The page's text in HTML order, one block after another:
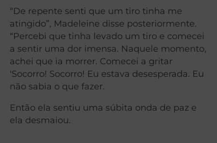
“De repente senti que um tiro tinha me
atingido”, Madeleine disse posteriormente.
“Percebi que tinha levado um tiro e comecei
a sentir uma dor imensa. Naquele momento,
achei que ia morrer. Comecei a gritar
‘Socorro! Socorro! Eu estava desesperada. Eu
não sabia o que fazer.
Então ela sentiu uma súbita onda de paz e
ela desmaiou.